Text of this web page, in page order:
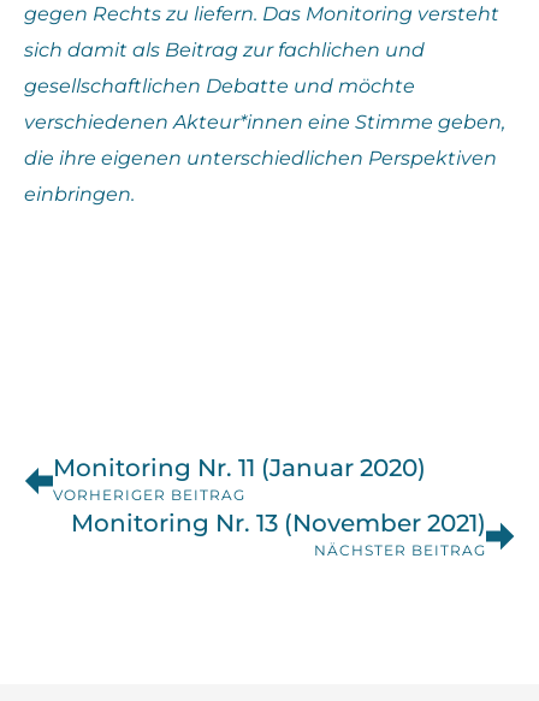
gegen Rechts zu liefern. Das Monitoring versteht
sich damit als Beitrag zur fachlichen und
gesellschaftlichen Debatte und möchte
verschiedenen Akteur*innen eine Stimme geben,
die ihre eigenen unterschiedlichen Perspektiven
einbringen.
Monitoring Nr. 11 (Januar 2020)
VORHERIGER BEITRAG
Monitoring Nr. 13 (November 2021)
NÄCHSTER BEITRAG